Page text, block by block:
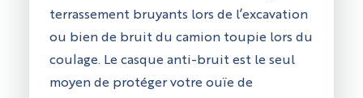
terrassement bruyants lors de l’excavation
ou bien de bruit du camion toupie lors du
coulage. Le casque anti-bruit est le seul
moyen de protéger votre ouïe de